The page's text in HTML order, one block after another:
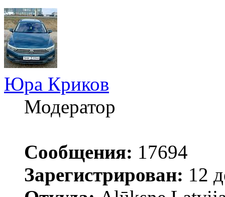
Юра Криков
Модератор
Сообщения: 17694
Зарегистрирован: 12